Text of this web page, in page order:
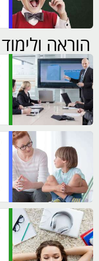
הוראה ולימוד